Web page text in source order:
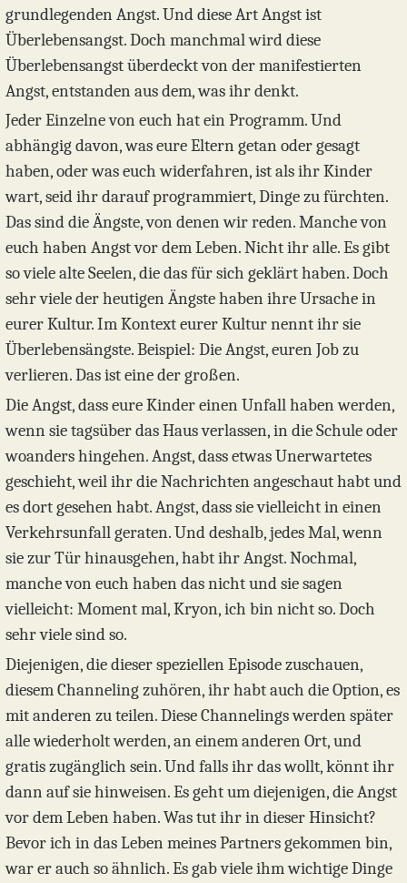
grundlegenden Angst. Und diese Art Angst ist
Überlebensangst. Doch manchmal wird diese
Überlebensangst überdeckt von der manifestierten
Angst, entstanden aus dem, was ihr denkt.
Jeder Einzelne von euch hat ein Programm. Und
abhängig davon, was eure Eltern getan oder gesagt
haben, oder was euch widerfahren, ist als ihr Kinder
wart, seid ihr darauf programmiert, Dinge zu fürchten.
Das sind die Ängste, von denen wir reden. Manche von
euch haben Angst vor dem Leben. Nicht ihr alle. Es gibt
so viele alte Seelen, die das für sich geklärt haben. Doch
sehr viele der heutigen Ängste haben ihre Ursache in
eurer Kultur. Im Kontext eurer Kultur nennt ihr sie
Überlebensängste. Beispiel: Die Angst, euren Job zu
verlieren. Das ist eine der großen.
Die Angst, dass eure Kinder einen Unfall haben werden,
wenn sie tagsüber das Haus verlassen, in die Schule oder
woanders hingehen. Angst, dass etwas Unerwartetes
geschieht, weil ihr die Nachrichten angeschaut habt und
es dort gesehen habt. Angst, dass sie vielleicht in einen
Verkehrsunfall geraten. Und deshalb, jedes Mal, wenn
sie zur Tür hinausgehen, habt ihr Angst. Nochmal,
manche von euch haben das nicht und sie sagen
vielleicht: Moment mal, Kryon, ich bin nicht so. Doch
sehr viele sind so.
Diejenigen, die dieser speziellen Episode zuschauen,
diesem Channeling zuhören, ihr habt auch die Option, es
mit anderen zu teilen. Diese Channelings werden später
alle wiederholt werden, an einem anderen Ort, und
gratis zugänglich sein. Und falls ihr das wollt, könnt ihr
dann auf sie hinweisen. Es geht um diejenigen, die Angst
vor dem Leben haben. Was tut ihr in dieser Hinsicht?
Bevor ich in das Leben meines Partners gekommen bin,
war er auch so ähnlich. Es gab viele ihm wichtige Dinge